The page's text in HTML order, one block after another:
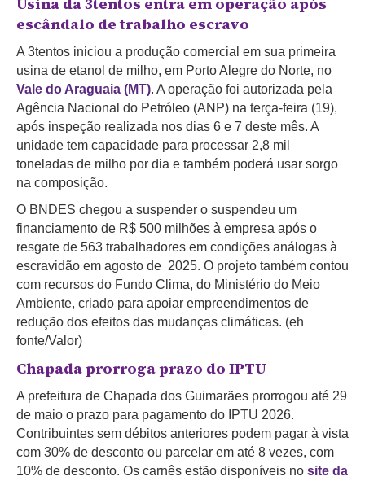
escândalo de trabalho escravo
A 3tentos iniciou a produção comercial em sua primeira
usina de etanol de milho, em Porto Alegre do Norte, no
Vale do Araguaia (MT). A operação foi autorizada pela
Agência Nacional do Petróleo (ANP) na terça-feira (19),
após inspeção realizada nos dias 6 e 7 deste mês. A
unidade tem capacidade para processar 2,8 mil
toneladas de milho por dia e também poderá usar sorgo
na composição.
O BNDES chegou a suspender o suspendeu um
financiamento de R$ 500 milhões à empresa após o
resgate de 563 trabalhadores em condições análogas à
escravidão em agosto de 2025. O projeto também contou
com recursos do Fundo Clima, do Ministério do Meio
Ambiente, criado para apoiar empreendimentos de
redução dos efeitos das mudanças climáticas. (eh
fonte/Valor)
Chapada prorroga prazo do IPTU
A prefeitura de Chapada dos Guimarães prorrogou até 29
de maio o prazo para pagamento do IPTU 2026.
Contribuintes sem débitos anteriores podem pagar à vista
com 30% de desconto ou parcelar em até 8 vezes, com
10% de desconto. Os carnês estão disponíveis no site da